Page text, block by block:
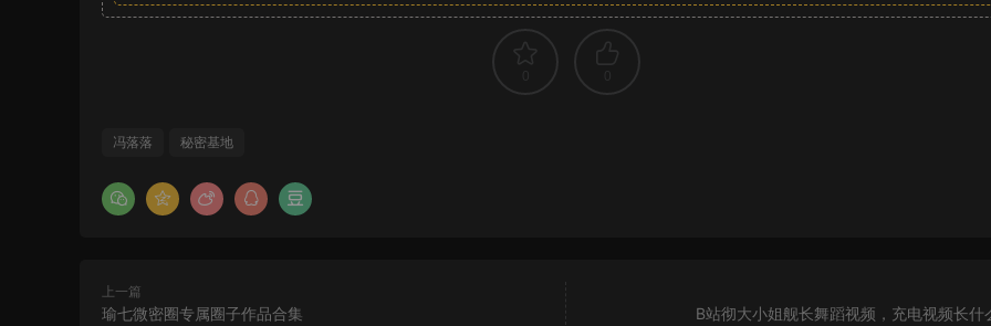
冯落落 秘密基地
上一篇
瑜七微密圈专属圈子作品合集 B站彻大小姐舰长舞蹈视频，充电视频长什